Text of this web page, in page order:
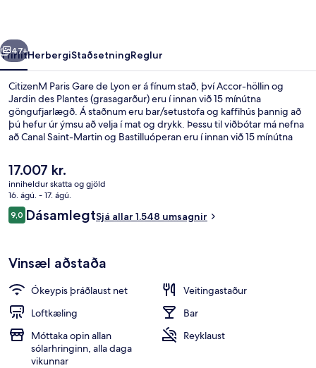
Næsta
47+
YfirlitHerbergiStaðsetningReglur
CitizenM Paris Gare de Lyon er á fínum stað, því Accor-höllin og
Jardin des Plantes (grasagarður) eru í innan við 15 mínútna
göngufjarlægð. Á staðnum eru bar/setustofa og kaffihús þannig að
þú hefur úr ýmsu að velja í mat og drykk. Þessu til viðbótar má nefna
að Canal Saint-Martin og Bastilluóperan eru í innan við 15 mínútna
mjög ánægðir en meðal þess sem þeir nefna sem sérstaka kosti eru
hjálpsamt starfsfólk og góð staðsetning. Það er ekki langt að fara til
að komast í almenningssamgöngur: Quai de la Rapée lestarstöðin er
í 7 mínútna göngufjarlægð og Gare d'Austerlitz lestarstöðin í 9
mínútna.
Núverandi
verð
er
17.007 kr.
17.007 kr.
inniheldur skatta og gjöld
16. ágú. - 17. ágú.
Umsagnir
9,09,0 af 10
DásamlegtSjá allar 1.548 umsagnir
Vinsæl aðstaða
Ókeypis þráðlaust net
Veitingastaður
Loftkæling
Bar
Móttaka opin allan
sólarhringinn, alla daga
vikunnar
Reyklaust